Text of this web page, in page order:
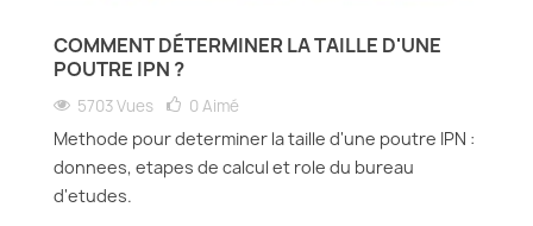
COMMENT DÉTERMINER LA TAILLE D'UNE
POUTRE IPN ?
5703 Vues 0 Aimé
Methode pour determiner la taille d'une poutre IPN :
donnees, etapes de calcul et role du bureau
d'etudes.